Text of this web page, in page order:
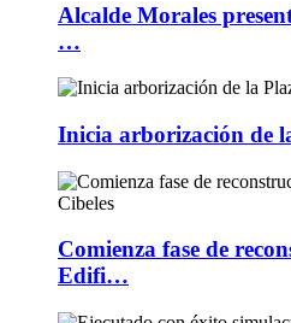
Alcalde Morales
…
Inicia arborización de
Comienza fase de
Edifi…